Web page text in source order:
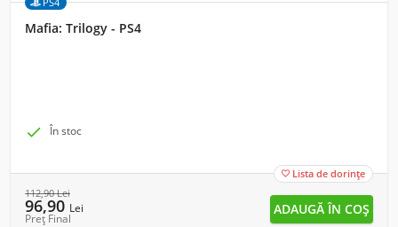
Mafia: Trilogy - PS4
 În stoc
 Lista de dorințe
112,90Lei
96,90 Lei
Preț Final